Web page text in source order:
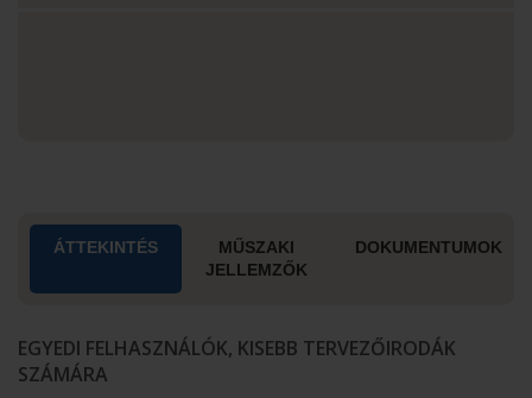
ÁTTEKINTÉS
MŰSZAKI
JELLEMZŐK
DOKUMENTUMOK
EGYEDI FELHASZNÁLÓK, KISEBB TERVEZŐIRODÁK
SZÁMÁRA